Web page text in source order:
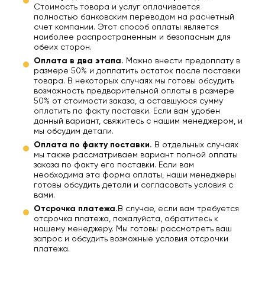
Стоимость товара и услуг оплачивается
полностью банковским переводом на расчетный
счет компании. Этот способ оплаты является
наиболее распространенным и безопасным для
обеих сторон.
Оплата в два этапа. Можно внести предоплату в
размере 50% и доплатить остаток после поставки
товара. В некоторых случаях мы готовы обсудить
возможность предварительной оплаты в размере
50% от стоимости заказа, а оставшуюся сумму
оплатить по факту поставки. Если вам удобен
данный вариант, свяжитесь с нашим менеджером, и
мы обсудим детали.
Оплата по факту поставки. В отдельных случаях
мы также рассматриваем вариант полной оплаты
заказа по факту его поставки. Если вам
необходима эта форма оплаты, наши менеджеры
готовы обсудить детали и согласовать условия с
вами.
Отсрочка платежа. В случае, если вам требуется
отсрочка платежа, пожалуйста, обратитесь к
нашему менеджеру. Мы готовы рассмотреть ваш
запрос и обсудить возможные условия отсрочки
платежа.